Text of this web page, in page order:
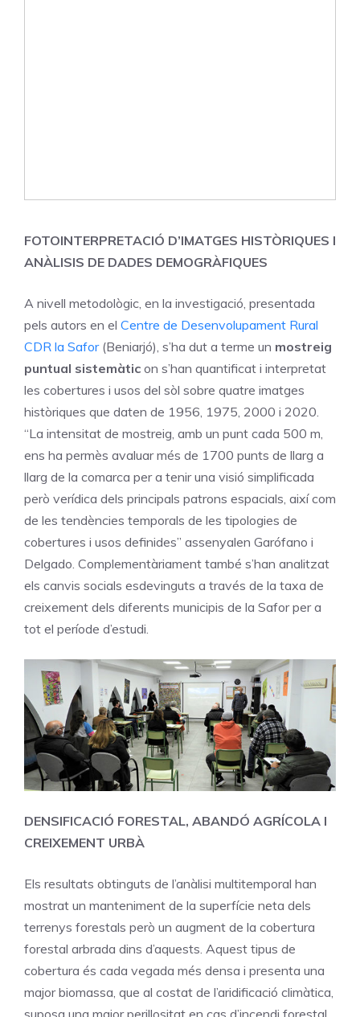
FOTOINTERPRETACIÓ D’IMATGES HISTÒRIQUES I
ANÀLISIS DE DADES DEMOGRÀFIQUES
A nivell metodològic, en la investigació, presentada
pels autors en el Centre de Desenvolupament Rural
CDR la Safor(Beniarjó), s’ha dut a terme un mostreig
puntual sistemàtic on s’han quantificat i interpretat
les cobertures i usos del sòl sobre quatre imatges
històriques que daten de 1956, 1975, 2000 i 2020.
“La intensitat de mostreig, amb un punt cada 500 m,
ens ha permès avaluar més de 1700 punts de llarg a
llarg de la comarca per a tenir una visió simplificada
però verídica dels principals patrons espacials, així com
de les tendències temporals de les tipologies de
cobertures i usos definides” assenyalen Garófano i
Delgado. Complementàriament també s’han analitzat
els canvis socials esdevinguts a través de la taxa de
creixement dels diferents municipis de la Safor per a
tot el període d’estudi.
DENSIFICACIÓ FORESTAL, ABANDÓ AGRÍCOLA I
CREIXEMENT URBÀ
Els resultats obtinguts de l’anàlisi multitemporal han
mostrat un manteniment de la superfície neta dels
terrenys forestals però un augment de la cobertura
forestal arbrada dins d’aquests. Aquest tipus de
cobertura és cada vegada més densa i presenta una
major biomassa, que al costat de l’aridificació climàtica,